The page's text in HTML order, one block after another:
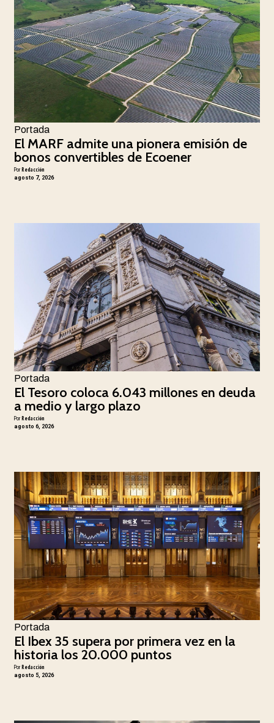
Portada
El MARF admite una pionera emisión de
bonos convertibles de Ecoener
PorRedacción
agosto 7, 2026
Portada
El Tesoro coloca 6.043 millones en deuda
a medio y largo plazo
PorRedacción
agosto 6, 2026
Portada
El Ibex 35 supera por primera vez en la
historia los 20.000 puntos
PorRedacción
agosto 5, 2026